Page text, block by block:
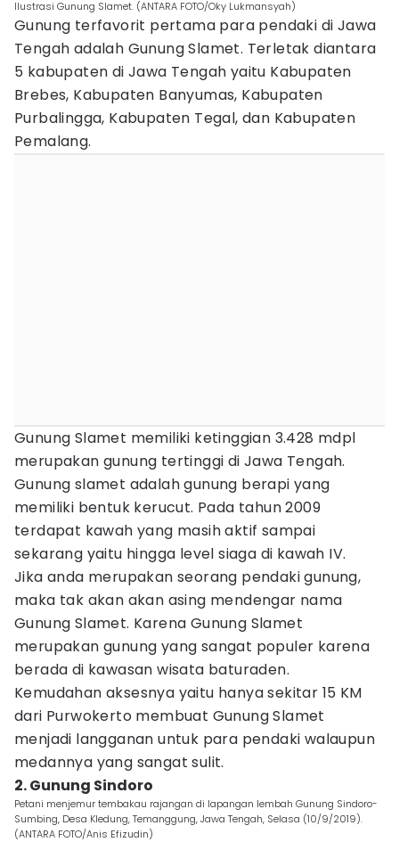
Ilustrasi Gunung Slamet. (ANTARA FOTO/Oky Lukmansyah)
Gunung terfavorit pertama para pendaki di Jawa
Tengah adalah Gunung Slamet. Terletak diantara
5 kabupaten di Jawa Tengah yaitu Kabupaten
Brebes, Kabupaten Banyumas, Kabupaten
Purbalingga, Kabupaten Tegal, dan Kabupaten
Pemalang.
Gunung Slamet memiliki ketinggian 3.428 mdpl
merupakan gunung tertinggi di Jawa Tengah.
Gunung slamet adalah gunung berapi yang
memiliki bentuk kerucut. Pada tahun 2009
terdapat kawah yang masih aktif sampai
sekarang yaitu hingga level siaga di kawah IV.
Jika anda merupakan seorang pendaki gunung,
maka tak akan akan asing mendengar nama
Gunung Slamet. Karena Gunung Slamet
merupakan gunung yang sangat populer karena
berada di kawasan wisata baturaden.
Kemudahan aksesnya yaitu hanya sekitar 15 KM
dari Purwokerto membuat Gunung Slamet
menjadi langganan untuk para pendaki walaupun
medannya yang sangat sulit.
2. Gunung Sindoro
Petani menjemur tembakau rajangan di lapangan lembah Gunung Sindoro-
Sumbing, Desa Kledung, Temanggung, Jawa Tengah, Selasa (10/9/2019).
(ANTARA FOTO/Anis Efizudin)